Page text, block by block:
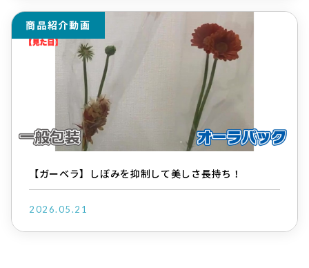
商品紹介動画
【ガーベラ】しぼみを抑制して美しさ長持ち！
2026.05.21